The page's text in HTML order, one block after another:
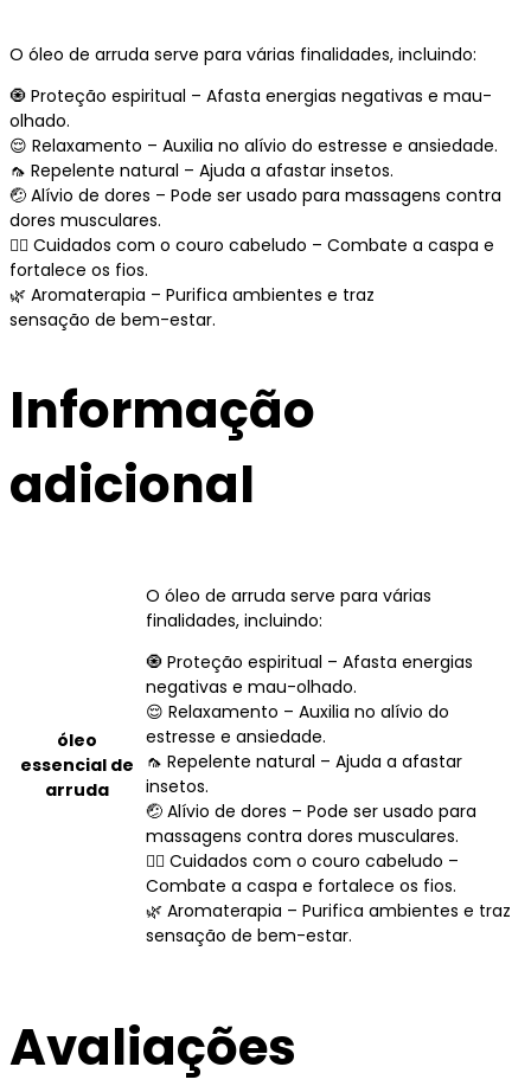
O óleo de arruda serve para várias finalidades, incluindo:
🧿 Proteção espiritual – Afasta energias negativas e mau-
olhado.
😌 Relaxamento – Auxilia no alívio do estresse e ansiedade.
🦟 Repelente natural – Ajuda a afastar insetos.
🤕 Alívio de dores – Pode ser usado para massagens contra
dores musculares.
💆‍♀ Cuidados com o couro cabeludo – Combate a caspa e
fortalece os fios.
🌿 Aromaterapia – Purifica ambientes e traz
sensação de bem-estar.
Informação
adicional
óleo
essencial de
arruda
O óleo de arruda serve para várias
finalidades, incluindo:
🧿 Proteção espiritual – Afasta energias
negativas e mau-olhado.
😌 Relaxamento – Auxilia no alívio do
estresse e ansiedade.
🦟 Repelente natural – Ajuda a afastar
insetos.
🤕 Alívio de dores – Pode ser usado para
massagens contra dores musculares.
💆‍♀ Cuidados com o couro cabeludo –
Combate a caspa e fortalece os fios.
🌿 Aromaterapia – Purifica ambientes e traz
sensação de bem-estar.
Avaliações